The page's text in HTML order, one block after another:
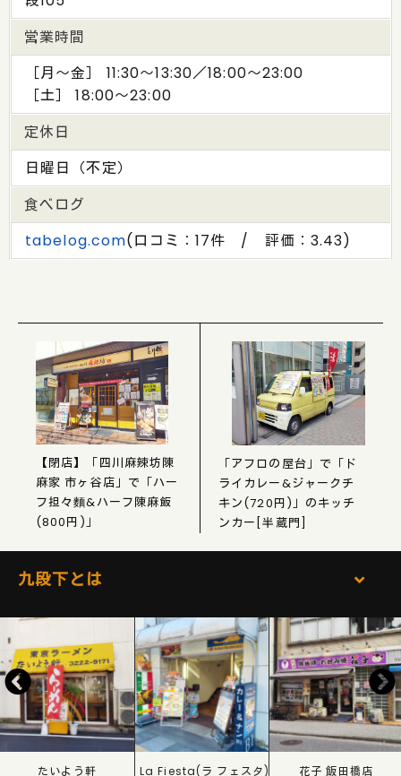
営業時間
［月～金］ 11:30～13:30／18:00～23:00
［土］ 18:00～23:00
定休日
日曜日（不定）
食べログ
tabelog.com(口コミ：17件 / 評価：3.43)
【閉店】「四川麻辣坊陳
麻家 市ヶ谷店」で「ハー
フ担々麵&ハーフ陳麻飯
(800円)」
「アフロの屋台」で「ド
ライカレー&ジャークチ
キン(720円)」のキッチ
ンカー[半蔵門]
九段下とは
たいよう軒 La Fiesta(ラ フェスタ) 花子 飯田橋店